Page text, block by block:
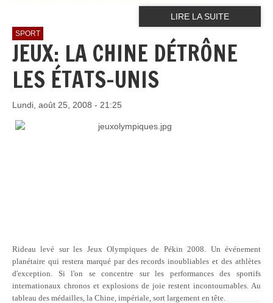
LIRE LA SUITE
SPORT
JEUX: LA CHINE DÉTRÔNE
LES ÉTATS-UNIS
Lundi, août 25, 2008 - 21:25
Rideau levé sur les Jeux Olympiques de Pékin 2008. Un événement
planétaire qui restera marqué par des records inoubliables et des athlètes
d'exception. Si l'on se concentre sur les performances des sportifs
internationaux chronos et explosions de joie restent incontournables. Au
tableau des médailles, la Chine, impériale, sort largement en tête.